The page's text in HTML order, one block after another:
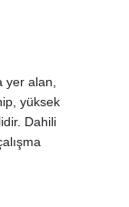
yer alan,
yüksek
Dahili